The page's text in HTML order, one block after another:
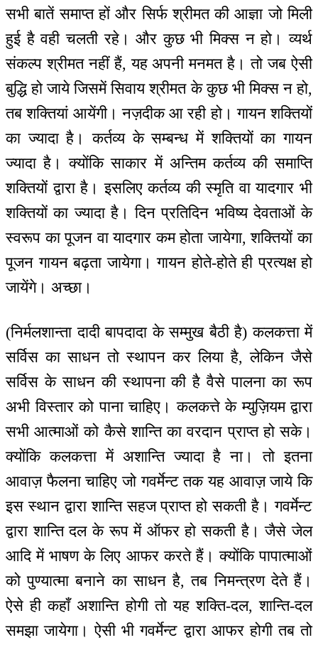
सभी बातें समाप्त हों और सिर्फ श्रीमत की आज्ञा जो मिली
हुई है वही चलती रहे। और कुछ भी मिक्स न हो। व्यर्थ
संकल्प श्रीमत नहीं हैं, यह अपनी मनमत है। तो जब ऐसी
बुद्धि हो जाये जिसमें सिवाय श्रीमत के कुछ भी मिक्स न हो,
तब शक्तियां आयेंगी। नज़दीक आ रही हो। गायन शक्तियों
का ज्यादा है। कर्तव्य के सम्बन्ध में शक्तियों का गायन
ज्यादा है। क्योंकि साकार में अन्तिम कर्तव्य की समाप्ति
शक्तियों द्वारा है। इसलिए कर्तव्य की स्मृति वा यादगार भी
शक्तियों का ज्यादा है। दिन प्रतिदिन भविष्य देवताओं के
स्वरूप का पूजन वा यादगार कम होता जायेगा, शक्तियों का
पूजन गायन बढ़ता जायेगा। गायन होते-होते ही प्रत्यक्ष हो
जायेंगे। अच्छा।
(निर्मलशान्ता दादी बापदादा के सम्मुख बैठी है) कलकत्ता में
सर्विस का साधन तो स्थापन कर लिया है, लेकिन जैसे
सर्विस के साधन की स्थापना की है वैसे पालना का रूप
अभी विस्तार को पाना चाहिए। कलकत्ते के म्युज़ियम द्वारा
सभी आत्माओं को कैसे शान्ति का वरदान प्राप्त हो सके।
क्योंकि कलकत्ता में अशान्ति ज्यादा है ना। तो इतना
आवाज़ फैलना चाहिए जो गवर्मेन्ट तक यह आवाज़ जाये कि
इस स्थान द्वारा शान्ति सहज प्राप्त हो सकती है। गवर्मेन्ट
द्वारा शान्ति दल के रूप में ऑफर हो सकती है। जैसे जेल
आदि में भाषण के लिए आफर करते हैं। क्योंकि पापात्माओं
को पुण्यात्मा बनाने का साधन है, तब निमन्त्रण देते हैं।
ऐसे ही कहाँ अशान्ति होगी तो यह शक्ति-दल, शान्ति-दल
समझा जायेगा। ऐसी भी गवर्मेन्ट द्वारा आफर होगी तब तो